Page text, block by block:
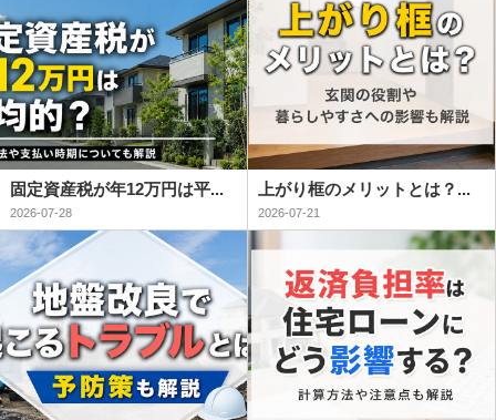
固定資産税が年12万円は平...
2026-07-28
上がり框のメリットとは？...
2026-07-21